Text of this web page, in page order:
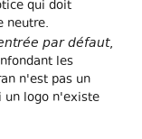
qui doit
neutre.
par défaut,
les
n'est pas un
un logo n'existe